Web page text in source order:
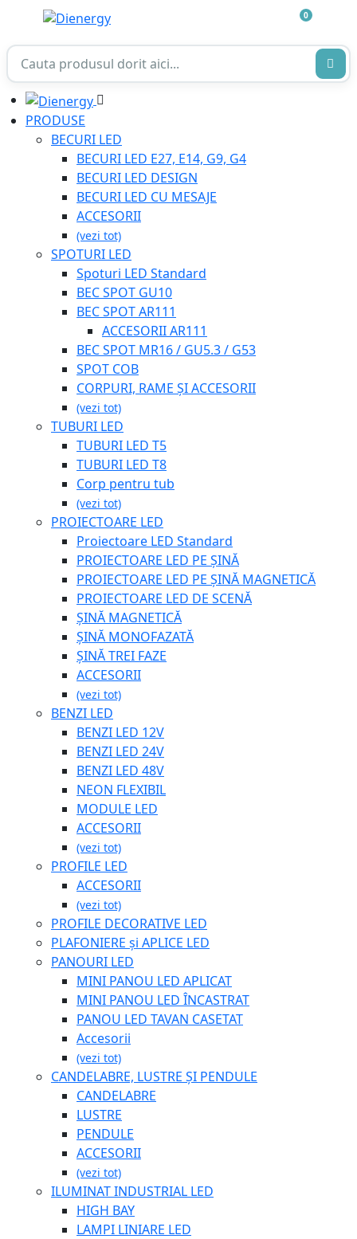
0
PRODUSE
BECURI LED
BECURI LED E27, E14, G9, G4
BECURI LED DESIGN
BECURI LED CU MESAJE
ACCESORII
(vezi tot)
SPOTURI LED
Spoturi LED Standard
BEC SPOT GU10
BEC SPOT AR111
ACCESORII AR111
BEC SPOT MR16 / GU5.3 / G53
SPOT COB
CORPURI, RAME ȘI ACCESORII
(vezi tot)
TUBURI LED
TUBURI LED T5
TUBURI LED T8
Corp pentru tub
(vezi tot)
PROIECTOARE LED
Proiectoare LED Standard
PROIECTOARE LED PE ȘINĂ
PROIECTOARE LED PE ȘINĂ MAGNETICĂ
PROIECTOARE LED DE SCENĂ
ȘINĂ MAGNETICĂ
ȘINĂ MONOFAZATĂ
ȘINĂ TREI FAZE
ACCESORII
(vezi tot)
BENZI LED
BENZI LED 12V
BENZI LED 24V
BENZI LED 48V
NEON FLEXIBIL
MODULE LED
ACCESORII
(vezi tot)
PROFILE LED
ACCESORII
(vezi tot)
PROFILE DECORATIVE LED
PLAFONIERE și APLICE LED
PANOURI LED
MINI PANOU LED APLICAT
MINI PANOU LED ÎNCASTRAT
PANOU LED TAVAN CASETAT
Accesorii
(vezi tot)
CANDELABRE, LUSTRE ȘI PENDULE
CANDELABRE
LUSTRE
PENDULE
ACCESORII
(vezi tot)
ILUMINAT INDUSTRIAL LED
HIGH BAY
LAMPI LINIARE LED